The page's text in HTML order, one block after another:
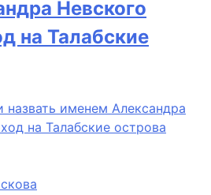
Невского
на Талабские
назвать именем Александра
на Талабские острова